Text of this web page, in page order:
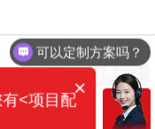
可以定制方案吗？
你们电话多少？
×
<项目配